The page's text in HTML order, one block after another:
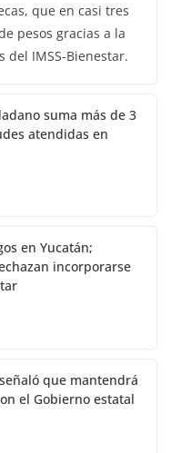
que en casi tres
pesos gracias a la
del IMSS-Bienestar.
suma más de 3
atendidas en
en Yucatán;
incorporarse
que mantendrá
el Gobierno estatal